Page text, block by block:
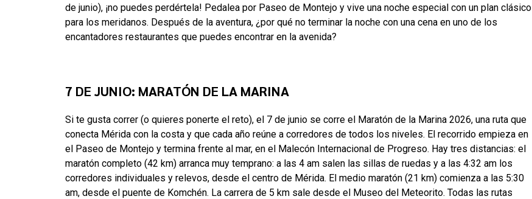
de junio), ¡no puedes perdértela! Pedalea por Paseo de Montejo y vive una noche especial con un plan clásico
para los meridanos. Después de la aventura, ¿por qué no terminar la noche con una cena en uno de los
encantadores restaurantes que puedes encontrar en la avenida?
7 DE JUNIO: MARATÓN DE LA MARINA
Si te gusta correr (o quieres ponerte el reto), el 7 de junio se corre el Maratón de la Marina 2026, una ruta que
conecta Mérida con la costa y que cada año reúne a corredores de todos los niveles. El recorrido empieza en
el Paseo de Montejo y termina frente al mar, en el Malecón Internacional de Progreso. Hay tres distancias: el
maratón completo (42 km) arranca muy temprano: a las 4 am salen las sillas de ruedas y a las 4:32 am los
corredores individuales y relevos, desde el centro de Mérida. El medio maratón (21 km) comienza a las 5:30
am, desde el puente de Komchén. La carrera de 5 km sale desde el Museo del Meteorito. Todas las rutas